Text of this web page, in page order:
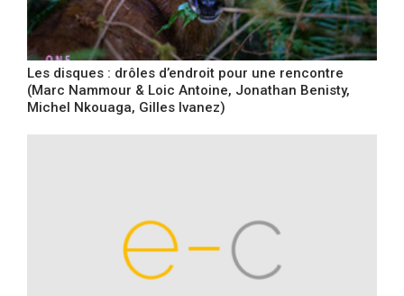
Les disques : drôles d’endroit pour une rencontre
(Marc Nammour & Loic Antoine, Jonathan Benisty,
Michel Nkouaga, Gilles Ivanez)